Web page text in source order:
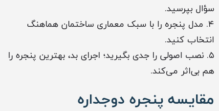
سؤال بپرسید.
۴. مدل پنجره را با سبک معماری ساختمان هماهنگ
انتخاب کنید.
۵. نصب اصولی را جدی بگیرید؛ اجرای بد، بهترین پنجره را
هم بی‌اثر می‌کند.
مقایسه پنجره دوجداره